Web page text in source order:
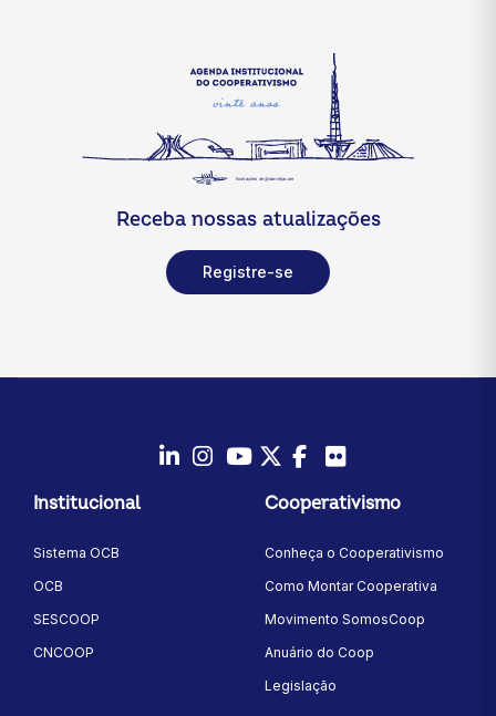
Receba nossas atualizações
Registre-se
Instagram
YoutubeTwitter/X
Facebook
Institucional
Sistema OCB
OCB
SESCOOP
CNCOOP
Cooperativismo
Conheça o Cooperativismo
Como Montar Cooperativa
Movimento SomosCoop
Anuário do Coop
Legislação